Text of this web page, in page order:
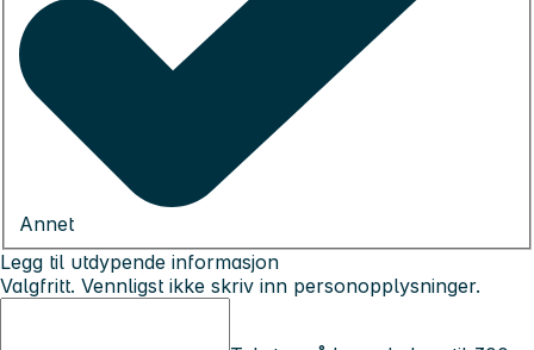
Annet
Legg til utdypende informasjon
Valgfritt. Vennligst ikke skriv inn personopplysninger.